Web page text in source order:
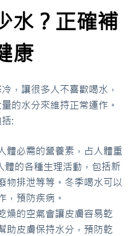
水？正確補
康
，讓很多人不喜歡喝水，
的水分來維持正常運作。
:
體必需的營養素，占人體重
體的各種生理活動，包括新
物排泄等等。冬季喝水可以
，預防疾病。
燥的空氣會讓皮膚容易乾
助皮膚保持水分，預防乾